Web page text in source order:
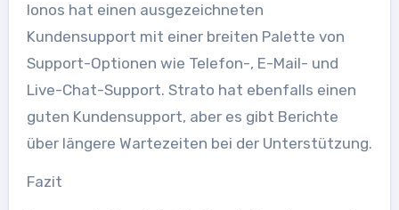
Ionos hat einen ausgezeichneten
Kundensupport mit einer breiten Palette von
Support-Optionen wie Telefon-, E-Mail- und
Live-Chat-Support. Strato hat ebenfalls einen
guten Kundensupport, aber es gibt Berichte
über längere Wartezeiten bei der Unterstützung.
Fazit